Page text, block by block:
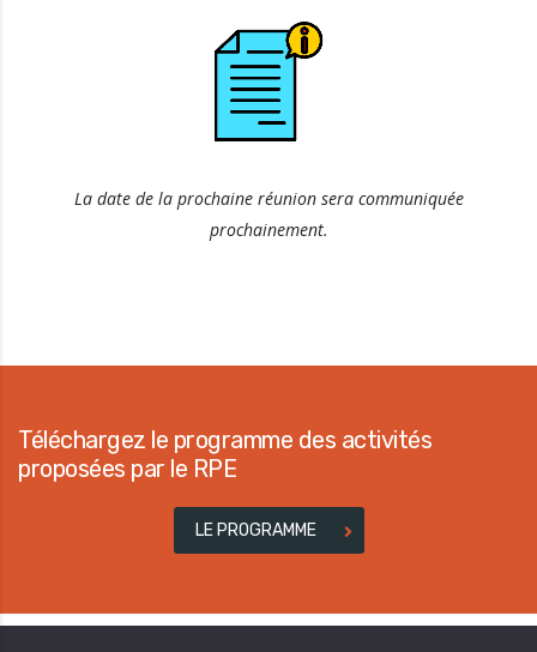
La date de la prochaine réunion sera communiquée
prochainement.
Téléchargez le programme des activités
proposées par le RPE
LE PROGRAMME